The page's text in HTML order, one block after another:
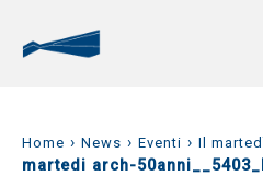
Home › News › Eventi › Il
martedi arch-